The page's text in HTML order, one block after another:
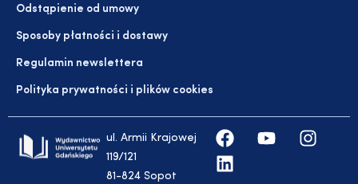
Odstąpienie od umowy
Sposoby płatności i dostawy
Regulamin newslettera
Polityka prywatności i plików cookies
ul. Armii Krajowej
119/121
81-824 Sopot